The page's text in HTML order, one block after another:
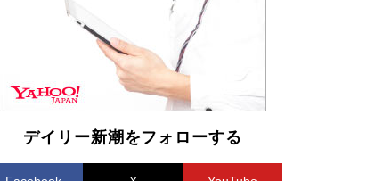
デイリー新潮をフォローする